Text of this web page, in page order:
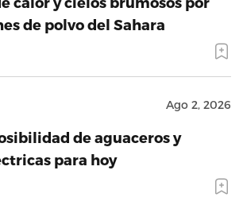
de polvo del Sahara
Ago 2, 2026
de aguaceros y
para hoy